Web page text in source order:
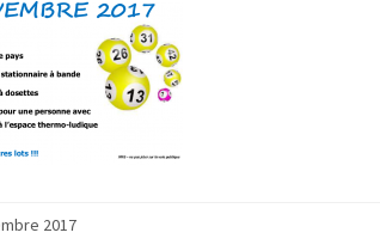
2017